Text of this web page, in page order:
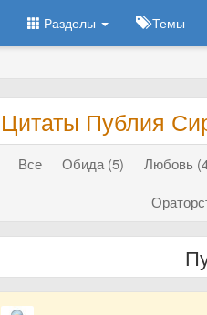
Разделы Темы
Цитаты Публия
Все Обида (5) Любовь